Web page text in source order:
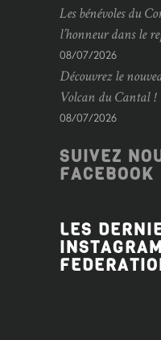
Les bénévoles du
l’honneur dans le
08/07/2026
Découvrez le
Volcan du Cantal !
08/07/2026
SUIVEZ
FACEBOOK
LES